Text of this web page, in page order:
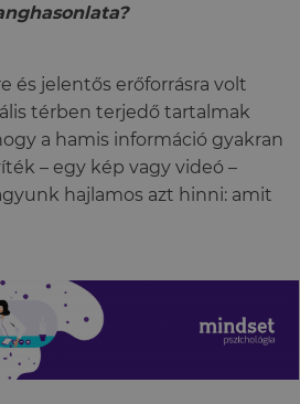
és jelentős erőforrásra volt
térben terjedő tartalmak
a hamis információ gyakran
– egy kép vagy videó –
hajlamos azt hinni: amit